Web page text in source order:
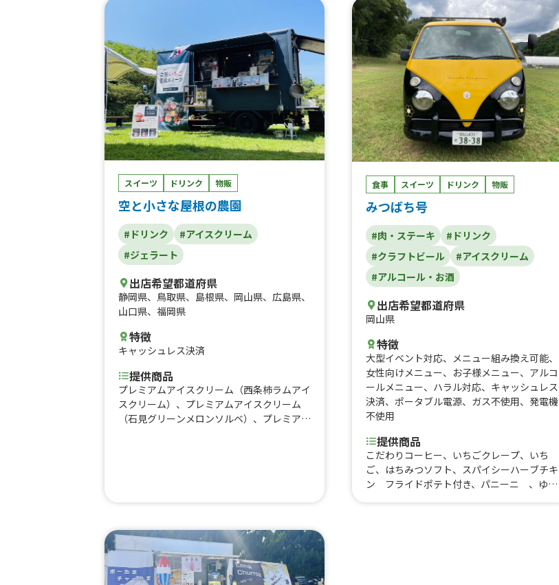
スイーツ ドリンク 物販
空と小さな屋根の農園
#ドリンク
#アイスクリーム
#ジェラート
出店希望都道府県
静岡県、 鳥取県、 島根県、 岡山県、 広島県、
山口県、 福岡県
特徴
キャッシュレス決済
提供商品
プレミアムアイスクリーム（西条柿ラムアイ
スクリーム）、プレミアムアイスクリーム
（石見グリーンメロンソルベ）、プレミアム
食事 スイーツ ドリンク 物販
みつばち号
#肉・ステーキ
#ドリンク
#クラフトビール
#アイスクリーム
#アルコール・お酒
出店希望都道府県
岡山県
特徴
大型イベント対応、 メニュー組み換え可能、
女性向けメニュー、 お子様メニュー、 アルコ
ールメニュー、 ハラル対応、 キャッシュレス
決済、 ポータブル電源、 ガス不使用、 発電機
不使用
提供商品
こだわりコーヒー、いちごクレープ、いち
ご、はちみつソフト、スパイシーハーブチキ
ン フライドポテト付き、パニーニ 、ゆず